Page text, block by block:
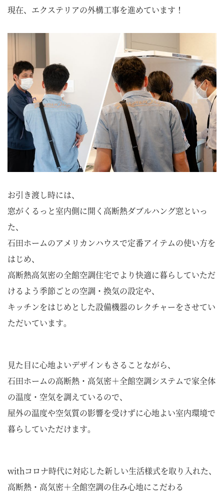
現在、エクステリアの外構工事を進めています！
お引き渡し時には、
窓がくるっと室内側に開く高断熱ダブルハング窓といっ
た、
石田ホームのアメリカンハウスで定番アイテムの使い方を
はじめ、
高断熱高気密の全館空調住宅でより快適に暮らしていただ
けるよう季節ごとの空調・換気の設定や、
キッチンをはじめとした設備機器のレクチャーをさせてい
ただいています。
見た目に心地よいデザインもさることながら、
石田ホームの高断熱・高気密＋全館空調システムで家全体
の温度・空気を調えているので、
屋外の温度や空気質の影響を受けずに心地よい室内環境で
暮らしていただけます。
withコロナ時代に対応した新しい生活様式を取り入れた、
高断熱・高気密＋全館空調の住み心地にこだわる